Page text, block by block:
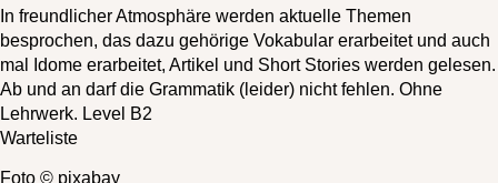
In freundlicher Atmosphäre werden aktuelle Themen
besprochen, das dazu gehörige Vokabular erarbeitet und auch
mal Idome erarbeitet, Artikel und Short Stories werden gelesen.
Ab und an darf die Grammatik (leider) nicht fehlen. Ohne
Lehrwerk. Level B2
Warteliste
Foto © pixabay